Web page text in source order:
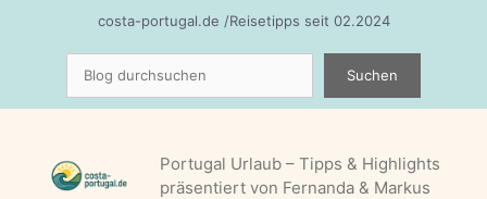
costa-portugal.de /Reisetipps seit 02.2024
Suchen
Portugal Urlaub – Tipps & Highlights
präsentiert von Fernanda & Markus